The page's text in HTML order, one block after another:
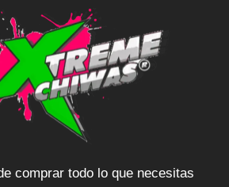
comprar todo lo que necesitas